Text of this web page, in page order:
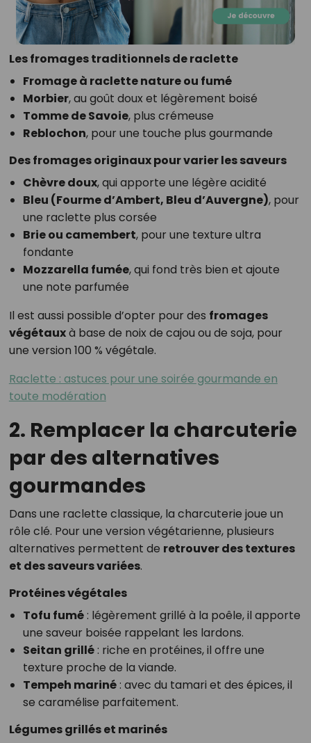
Les fromages traditionnels de raclette
Fromage à raclette nature ou fumé
Morbier, au goût doux et légèrement boisé
Tomme de Savoie, plus crémeuse
Reblochon, pour une touche plus gourmande
Des fromages originaux pour varier les saveurs
Chèvre doux, qui apporte une légère acidité
Bleu (Fourme d’Ambert, Bleu d’Auvergne), pour
une raclette plus corsée
Brie ou camembert, pour une texture ultra
fondante
Mozzarella fumée, qui fond très bien et ajoute
une note parfumée
Il est aussi possible d’opter pour des fromages
végétauxà base de noix de cajou ou de soja, pour
une version 100 % végétale.
Raclette : astuces pour une soirée gourmande en
toute modération
2. Remplacer la charcuterie
par des alternatives
gourmandes
Dans une raclette classique, la charcuterie joue un
rôle clé. Pour une version végétarienne, plusieurs
alternatives permettent de retrouver des textures
et des saveurs variées.
Protéines végétales
Tofu fumé: légèrement grillé à la poêle, il apporte
une saveur boisée rappelant les lardons.
Seitan grillé: riche en protéines, il offre une
texture proche de la viande.
Tempeh mariné: avec du tamari et des épices, il
se caramélise parfaitement.
Légumes grillés et marinés